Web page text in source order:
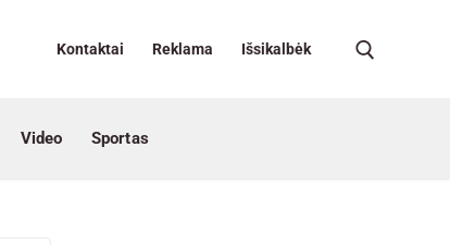
Kontaktai Reklama Išsikalbėk
Video Sportas